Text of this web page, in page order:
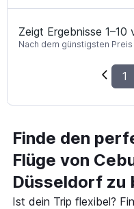
Zeigt Ergebnisse 1–10
Nach dem günstigsten
1
Finde den
Flüge von
Düsseldorf zu
Ist dein Trip flexibel?